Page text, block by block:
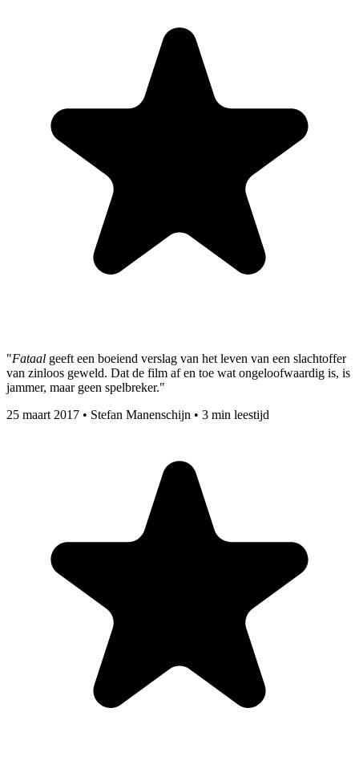
"Fataal geeft een boeiend verslag van het leven van een slachtoffer
van zinloos geweld. Dat de film af en toe wat ongeloofwaardig is, is
jammer, maar geen spelbreker."
25 maart 2017 • Stefan Manenschijn • 3 min leestijd